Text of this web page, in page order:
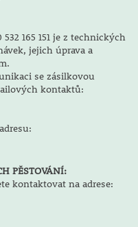
165 151 je z technických
jejich úprava a
se zásilkovou
kontaktů:
PĚSTOVÁNÍ:
kontaktovat na adrese: